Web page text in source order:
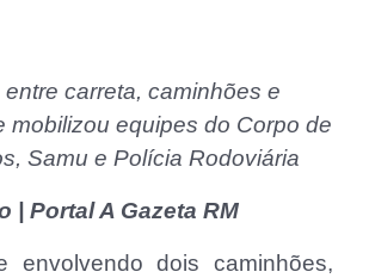
entre carreta, caminhões e
mobilizou equipes do Corpo de
Samu e Polícia Rodoviária
| Portal A Gazeta RM
envolvendo dois caminhões,